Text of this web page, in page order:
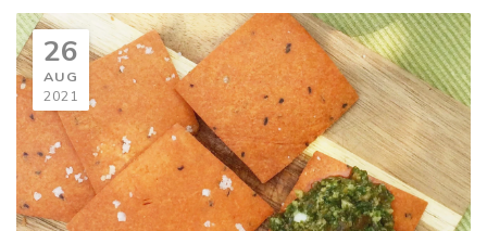
26
AUG
2021